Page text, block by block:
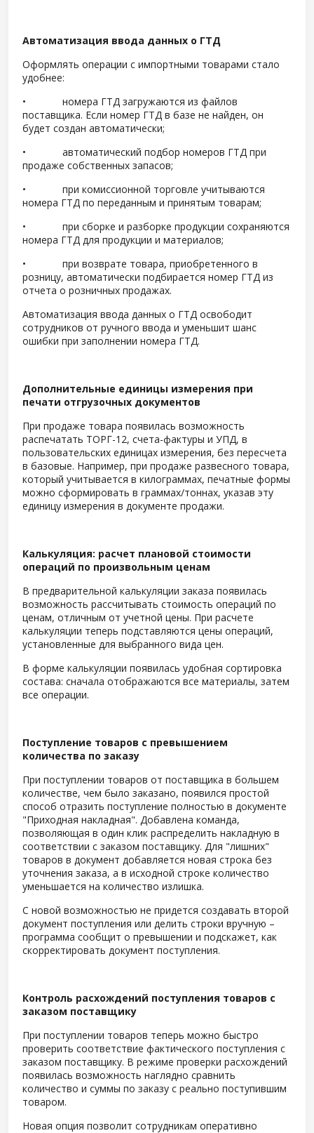
Автоматизация ввода данных о ГТД
Оформлять операции с импортными товарами стало
удобнее:
• номера ГТД загружаются из файлов
поставщика. Если номер ГТД в базе не найден, он
будет создан автоматически;
• автоматический подбор номеров ГТД при
продаже собственных запасов;
• при комиссионной торговле учитываются
номера ГТД по переданным и принятым товарам;
• при сборке и разборке продукции сохраняются
номера ГТД для продукции и материалов;
• при возврате товара, приобретенного в
розницу, автоматически подбирается номер ГТД из
отчета о розничных продажах.
Автоматизация ввода данных о ГТД освободит
сотрудников от ручного ввода и уменьшит шанс
ошибки при заполнении номера ГТД.
Дополнительные единицы измерения при
печати отгрузочных документов
При продаже товара появилась возможность
распечатать ТОРГ-12, счета-фактуры и УПД, в
пользовательских единицах измерения, без пересчета
в базовые. Например, при продаже развесного товара,
который учитывается в килограммах, печатные формы
можно сформировать в граммах/тоннах, указав эту
единицу измерения в документе продажи.
Калькуляция: расчет плановой стоимости
операций по произвольным ценам
В предварительной калькуляции заказа появилась
возможность рассчитывать стоимость операций по
ценам, отличным от учетной цены. При расчете
калькуляции теперь подставляются цены операций,
установленные для выбранного вида цен.
В форме калькуляции появилась удобная сортировка
состава: сначала отображаются все материалы, затем
все операции.
Поступление товаров с превышением
количества по заказу
При поступлении товаров от поставщика в большем
количестве, чем было заказано, появился простой
способ отразить поступление полностью в документе
"Приходная накладная". Добавлена команда,
позволяющая в один клик распределить накладную в
соответствии с заказом поставщику. Для "лишних"
товаров в документ добавляется новая строка без
уточнения заказа, а в исходной строке количество
уменьшается на количество излишка.
С новой возможностью не придется создавать второй
документ поступления или делить строки вручную –
программа сообщит о превышении и подскажет, как
скорректировать документ поступления.
Контроль расхождений поступления товаров с
заказом поставщику
При поступлении товаров теперь можно быстро
проверить соответствие фактического поступления с
заказом поставщику. В режиме проверки расхождений
появилась возможность наглядно сравнить
количество и суммы по заказу с реально поступившим
товаром.
Новая опция позволит сотрудникам оперативно